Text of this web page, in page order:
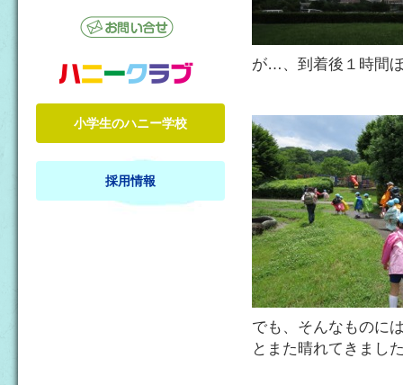
小学生のハニー学校
採用情報
が…、到着後１時間
でも、そんなものに
とまた晴れてきま